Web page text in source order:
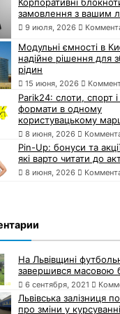
замовлення з вашим
9 июля, 2026
Модульні ємності в
надійне рішення для
рідин
15 июня, 2026
Parik24: слоти, спорт
формати в одному
користувацькому
8 июня, 2026
Pin-Up: бонуси та
які варто читати до
8 июня, 2026
На Львівщині
завершився масовою
6 сентября, 2021
Львівська залізниця
про зміни у